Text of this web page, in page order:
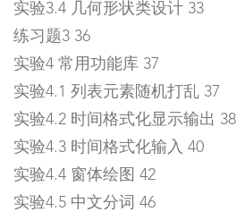
实验3.4 几何形状类设计 33
练习题3 36
实验4 常用功能库 37
实验4.1 列表元素随机打乱 37
实验4.2 时间格式化显示输出 38
实验4.3 时间格式化输入 40
实验4.4 窗体绘图 42
实验4.5 中文分词 46